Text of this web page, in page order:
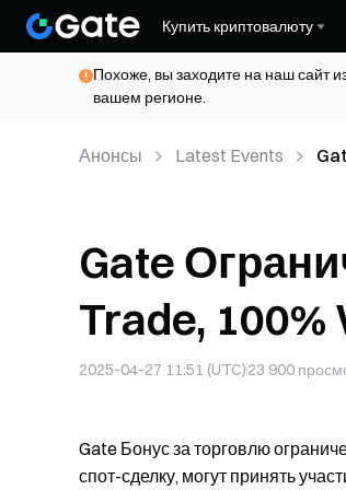
Купить криптовалюту
Похоже, вы заходите на наш сайт
вашем регионе.
Анонсы Latest Events
Gate
Trade,
2025-04-27 11:51 (UTC)23 900
Gate Бонус за торговлю
спот-сделку, могут принять